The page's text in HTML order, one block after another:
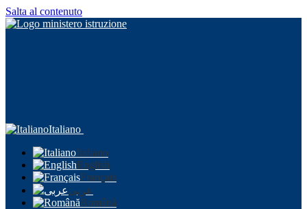
Salta al contenuto
Italiano
Italiano
English
Français
عربى
Română